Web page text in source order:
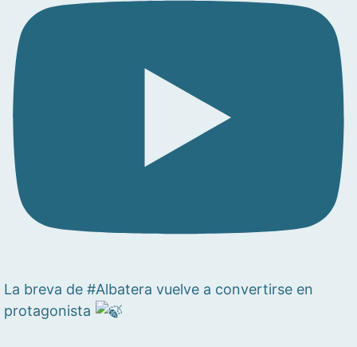
La breva de #Albatera vuelve a convertirse en
protagonista